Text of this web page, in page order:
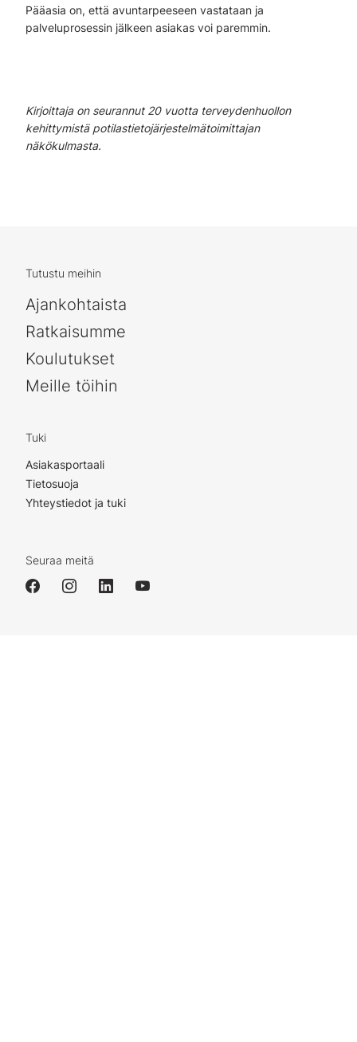
Pääasia on, että avuntarpeeseen vastataan ja
palveluprosessin jälkeen asiakas voi paremmin.
Kirjoittaja on seurannut 20 vuotta terveydenhuollon
kehittymistä potilastietojärjestelmätoimittajan
näkökulmasta.
Tutustu meihin
Ajankohtaista
Ratkaisumme
Koulutukset
Meille töihin
Tuki
Asiakasportaali
Tietosuoja
Yhteystiedot ja tuki
Seuraa meitä